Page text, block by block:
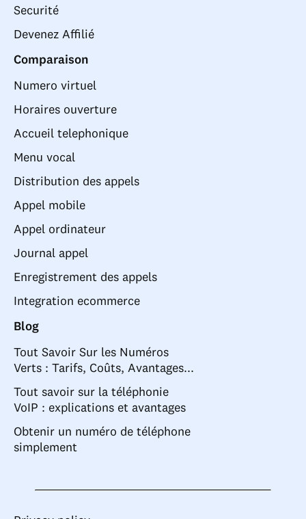
Securité
Devenez Affilié
Comparaison
Numero virtuel
Horaires ouverture
Accueil telephonique
Menu vocal
Distribution des appels
Appel mobile
Appel ordinateur
Journal appel
Enregistrement des appels
Integration ecommerce
Blog
Tout Savoir Sur les Numéros
Verts : Tarifs, Coûts, Avantages...
Tout savoir sur la téléphonie
VoIP : explications et avantages
Obtenir un numéro de téléphone
simplement